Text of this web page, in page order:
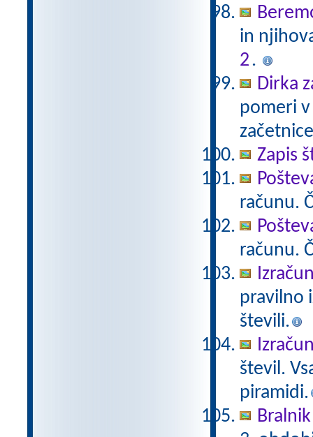
in
2.
Dirka
pomeri
Zapis
računu.
računu.
pravilno
števili.
števil.
piramidi.